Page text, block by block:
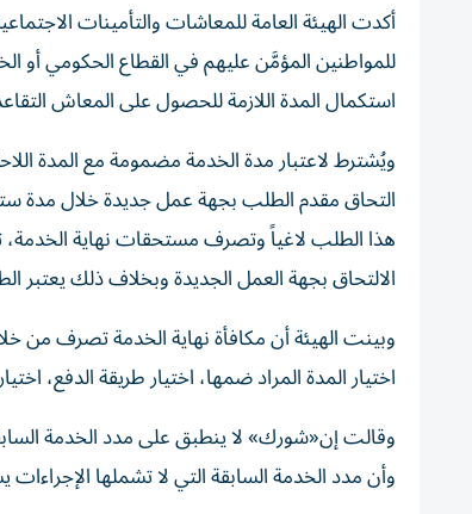
للمواطنين المؤمَّن عليهم في القطاع الحكومي
استكمال المدة اللازمة للحصول على المعاش
ويُشترط لاعتبار مدة الخدمة مضمومة مع المدة
التحاق مقدم الطلب بجهة عمل جديدة خلال مدة
هذا الطلب لاغياً وتصرف مستحقات نهاية
الالتحاق بجهة العمل الجديدة وبخلاف ذلك يعتبر
اختيار المدة المراد ضمها، اختيار طريقة الدفع،
وأن مدد الخدمة السابقة التي لا تشملها